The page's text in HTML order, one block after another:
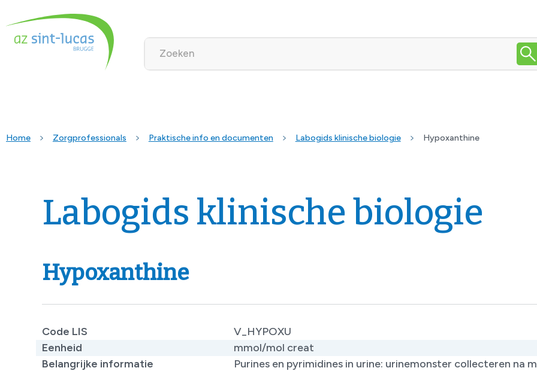
Home Zorgprofessionals Praktische info en documenten Labogids klinische biologie Hypoxanthine
Labogids klinische biologie
Hypoxanthine
Code LIS
V_HYPOXU
Eenheid
mmol/mol creat
Belangrijke informatie
Purines en pyrimidines in urine: urinemonster collecteren na